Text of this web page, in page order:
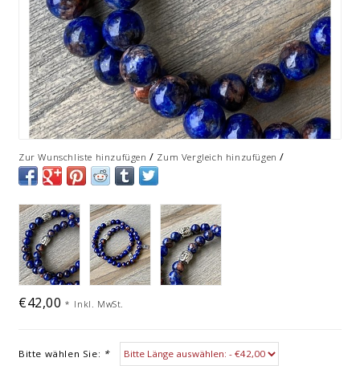
Zur Wunschliste hinzufügen / Zum Vergleich hinzufügen /
€42,00* Inkl. MwSt.
Bitte wählen Sie: *